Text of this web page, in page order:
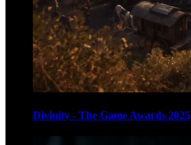
Divinity - The Game Awards 2025